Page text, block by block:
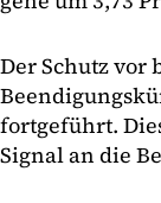
Der Schutz vor
fortgeführt.
Signal an die